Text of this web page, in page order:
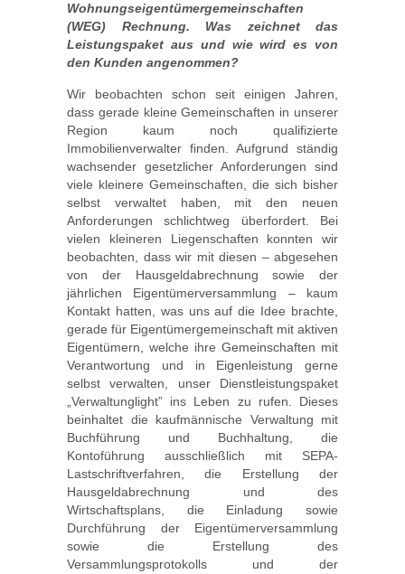
Wohnungseigentümergemeinschaften
(WEG) Rechnung. Was zeichnet das
Leistungspaket aus und wie wird es von
den Kunden angenommen?
Wir beobachten schon seit einigen Jahren,
dass gerade kleine Gemeinschaften in unserer
Region kaum noch qualifizierte
Immobilienverwalter finden. Aufgrund ständig
wachsender gesetzlicher Anforderungen sind
viele kleinere Gemeinschaften, die sich bisher
selbst verwaltet haben, mit den neuen
Anforderungen schlichtweg überfordert. Bei
vielen kleineren Liegenschaften konnten wir
beobachten, dass wir mit diesen – abgesehen
von der Hausgeldabrechnung sowie der
jährlichen Eigentümerversammlung – kaum
Kontakt hatten, was uns auf die Idee brachte,
gerade für Eigentümergemeinschaft mit aktiven
Eigentümern, welche ihre Gemeinschaften mit
Verantwortung und in Eigenleistung gerne
selbst verwalten, unser Dienstleistungspaket
„Verwaltunglight” ins Leben zu rufen.
Dieses
beinhaltet die kaufmännische Verwaltung mit
Buchführung und Buchhaltung, die
Kontoführung ausschließlich mit SEPA-
Lastschriftverfahren, die Erstellung der
Hausgeldabrechnung und des
Wirtschaftsplans, die Einladung sowie
Durchführung der Eigentümerversammlung
sowie die Erstellung des
Versammlungsprotokolls und der